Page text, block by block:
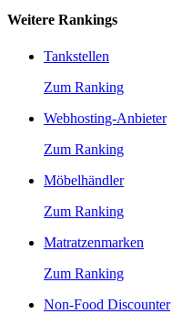
Weitere Rankings
Tankstellen
Zum Ranking
Webhosting-Anbieter
Zum Ranking
Möbelhändler
Zum Ranking
Matratzenmarken
Zum Ranking
Non-Food Discounter